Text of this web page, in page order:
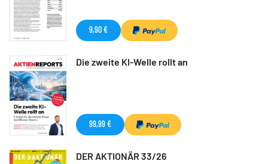
9,90 €
Die zweite KI-Welle rollt an
99,99 €
DER AKTIONÄR 33/26